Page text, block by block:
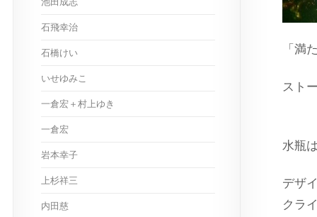
「満
スト
水瓶
デザ
クラ
石飛幸治
石橋けい
いせゆみこ
一倉宏＋村上ゆき
一倉宏
岩本幸子
上杉祥三
内田慈